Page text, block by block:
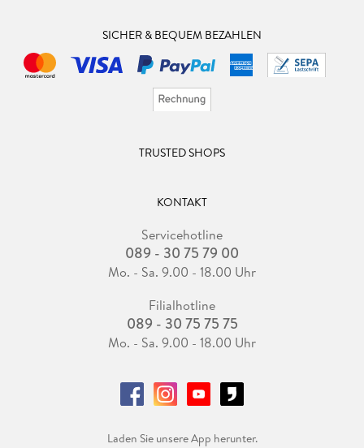
SICHER & BEQUEM BEZAHLEN
TRUSTED SHOPS
KONTAKT
Servicehotline
089 - 30 75 79 00
Mo. - Sa. 9.00 - 18.00 Uhr
Filialhotline
089 - 30 75 75 75
Mo. - Sa. 9.00 - 18.00 Uhr
Laden Sie unsere App herunter.